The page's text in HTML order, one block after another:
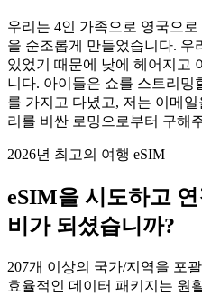
우리는 4인 가족으로 영국으
을 순조롭게 만들었습니다. 우
있었기 때문에 낮에 헤어지고
니다. 아이들은 쇼를 스트리밍
를 가지고 다녔고, 저는 이메
리를 비싼 로밍으로부터 구해
2026년 최고의 여행 eSIM
eSIM을 시도하고
비가 되셨습니까?
207개 이상의 국가/지역을 포
효율적인 데이터 패키지는 원